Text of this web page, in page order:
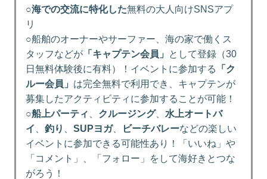
○海での交流に特化した無料の大人向けSNSアプ
リ
○船舶のオーナーやサーファー、海の家で働くス
タッフなどが 「キャプテン会員」 として登録（30
日無料体験後に有料）！イベントに参加する
「ク
ルー会員」 は完全無料で利用でき、キャプテンが
募集したアクティビティに参加することが可能！
○船上パーティ クルージング、 水上オートバ
イ
、釣り 、SUPヨガ、 ビーチバレーなどの楽しい
イベントに参加できる可能性あり！「いいね」や
「コメント」、「フォロー」をして海好きとつな
がろう！